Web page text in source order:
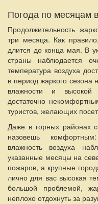
Погода по месяцам
Продолжительность
три месяца. Как
длится до конца мая. В
страны наблюдается
температура воздуха
в период жаркого сезона
влажности и
достаточно
туристов, желающих
Даже в горных районах
назовешь
влажность воздуха
указанные месяцы на
пожаров, а крупные
лично для вас высокая
большой проблемой,
неплохо отдохнуть за